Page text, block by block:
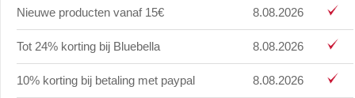
Nieuwe producten vanaf 15€ 8.08.2026
Tot 24% korting bij Bluebella 8.08.2026
10% korting bij betaling met paypal 8.08.2026